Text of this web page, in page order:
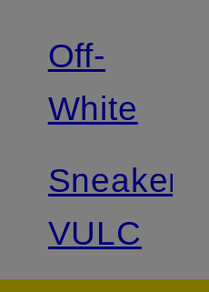
Off-
White
Sneaker
VULC